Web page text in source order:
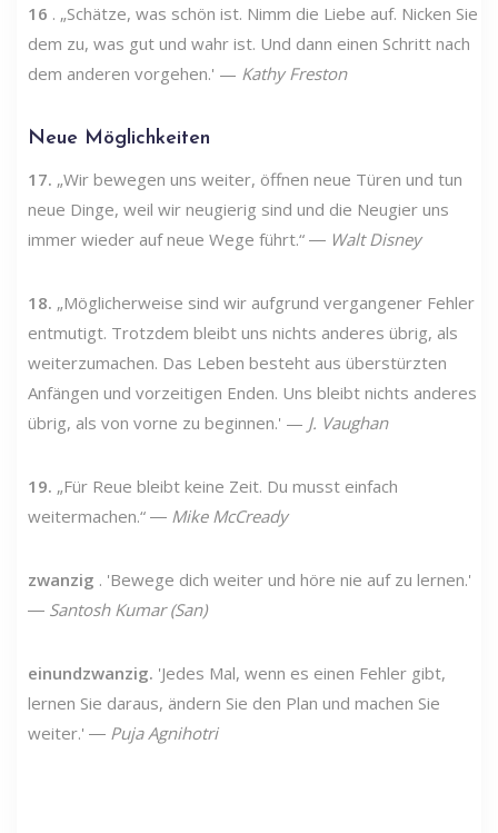
16 . „Schätze, was schön ist. Nimm die Liebe auf. Nicken Sie
dem zu, was gut und wahr ist. Und dann einen Schritt nach
dem anderen vorgehen.' — Kathy Freston
Neue Möglichkeiten
17. „Wir bewegen uns weiter, öffnen neue Türen und tun
neue Dinge, weil wir neugierig sind und die Neugier uns
immer wieder auf neue Wege führt.“ ― Walt Disney
18. „Möglicherweise sind wir aufgrund vergangener Fehler
entmutigt. Trotzdem bleibt uns nichts anderes übrig, als
weiterzumachen. Das Leben besteht aus überstürzten
Anfängen und vorzeitigen Enden. Uns bleibt nichts anderes
übrig, als von vorne zu beginnen.' — J. Vaughan
19. „Für Reue bleibt keine Zeit. Du musst einfach
weitermachen.“ ― Mike McCready
zwanzig . 'Bewege dich weiter und höre nie auf zu lernen.'
― Santosh Kumar (San)
einundzwanzig. 'Jedes Mal, wenn es einen Fehler gibt,
lernen Sie daraus, ändern Sie den Plan und machen Sie
weiter.' ― Puja Agnihotri